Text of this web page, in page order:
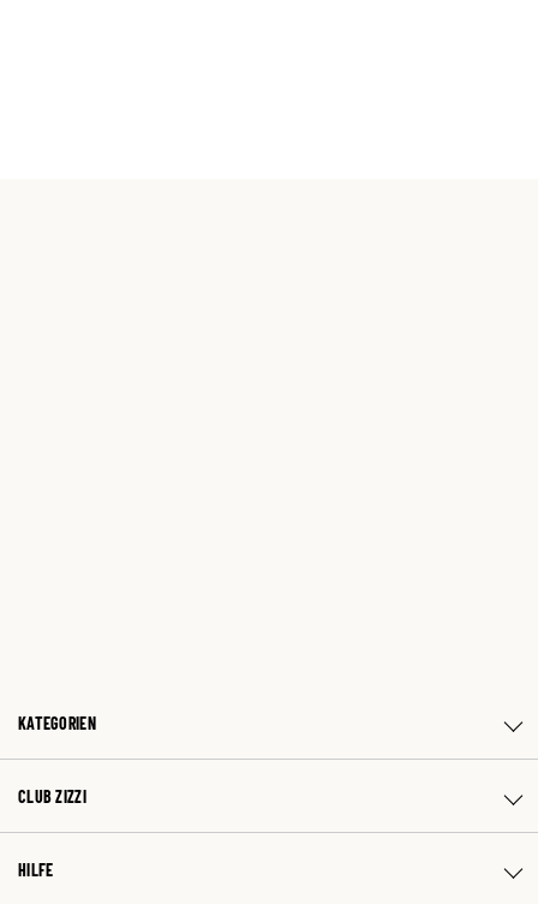
KATEGORIEN
CLUB ZIZZI
HILFE